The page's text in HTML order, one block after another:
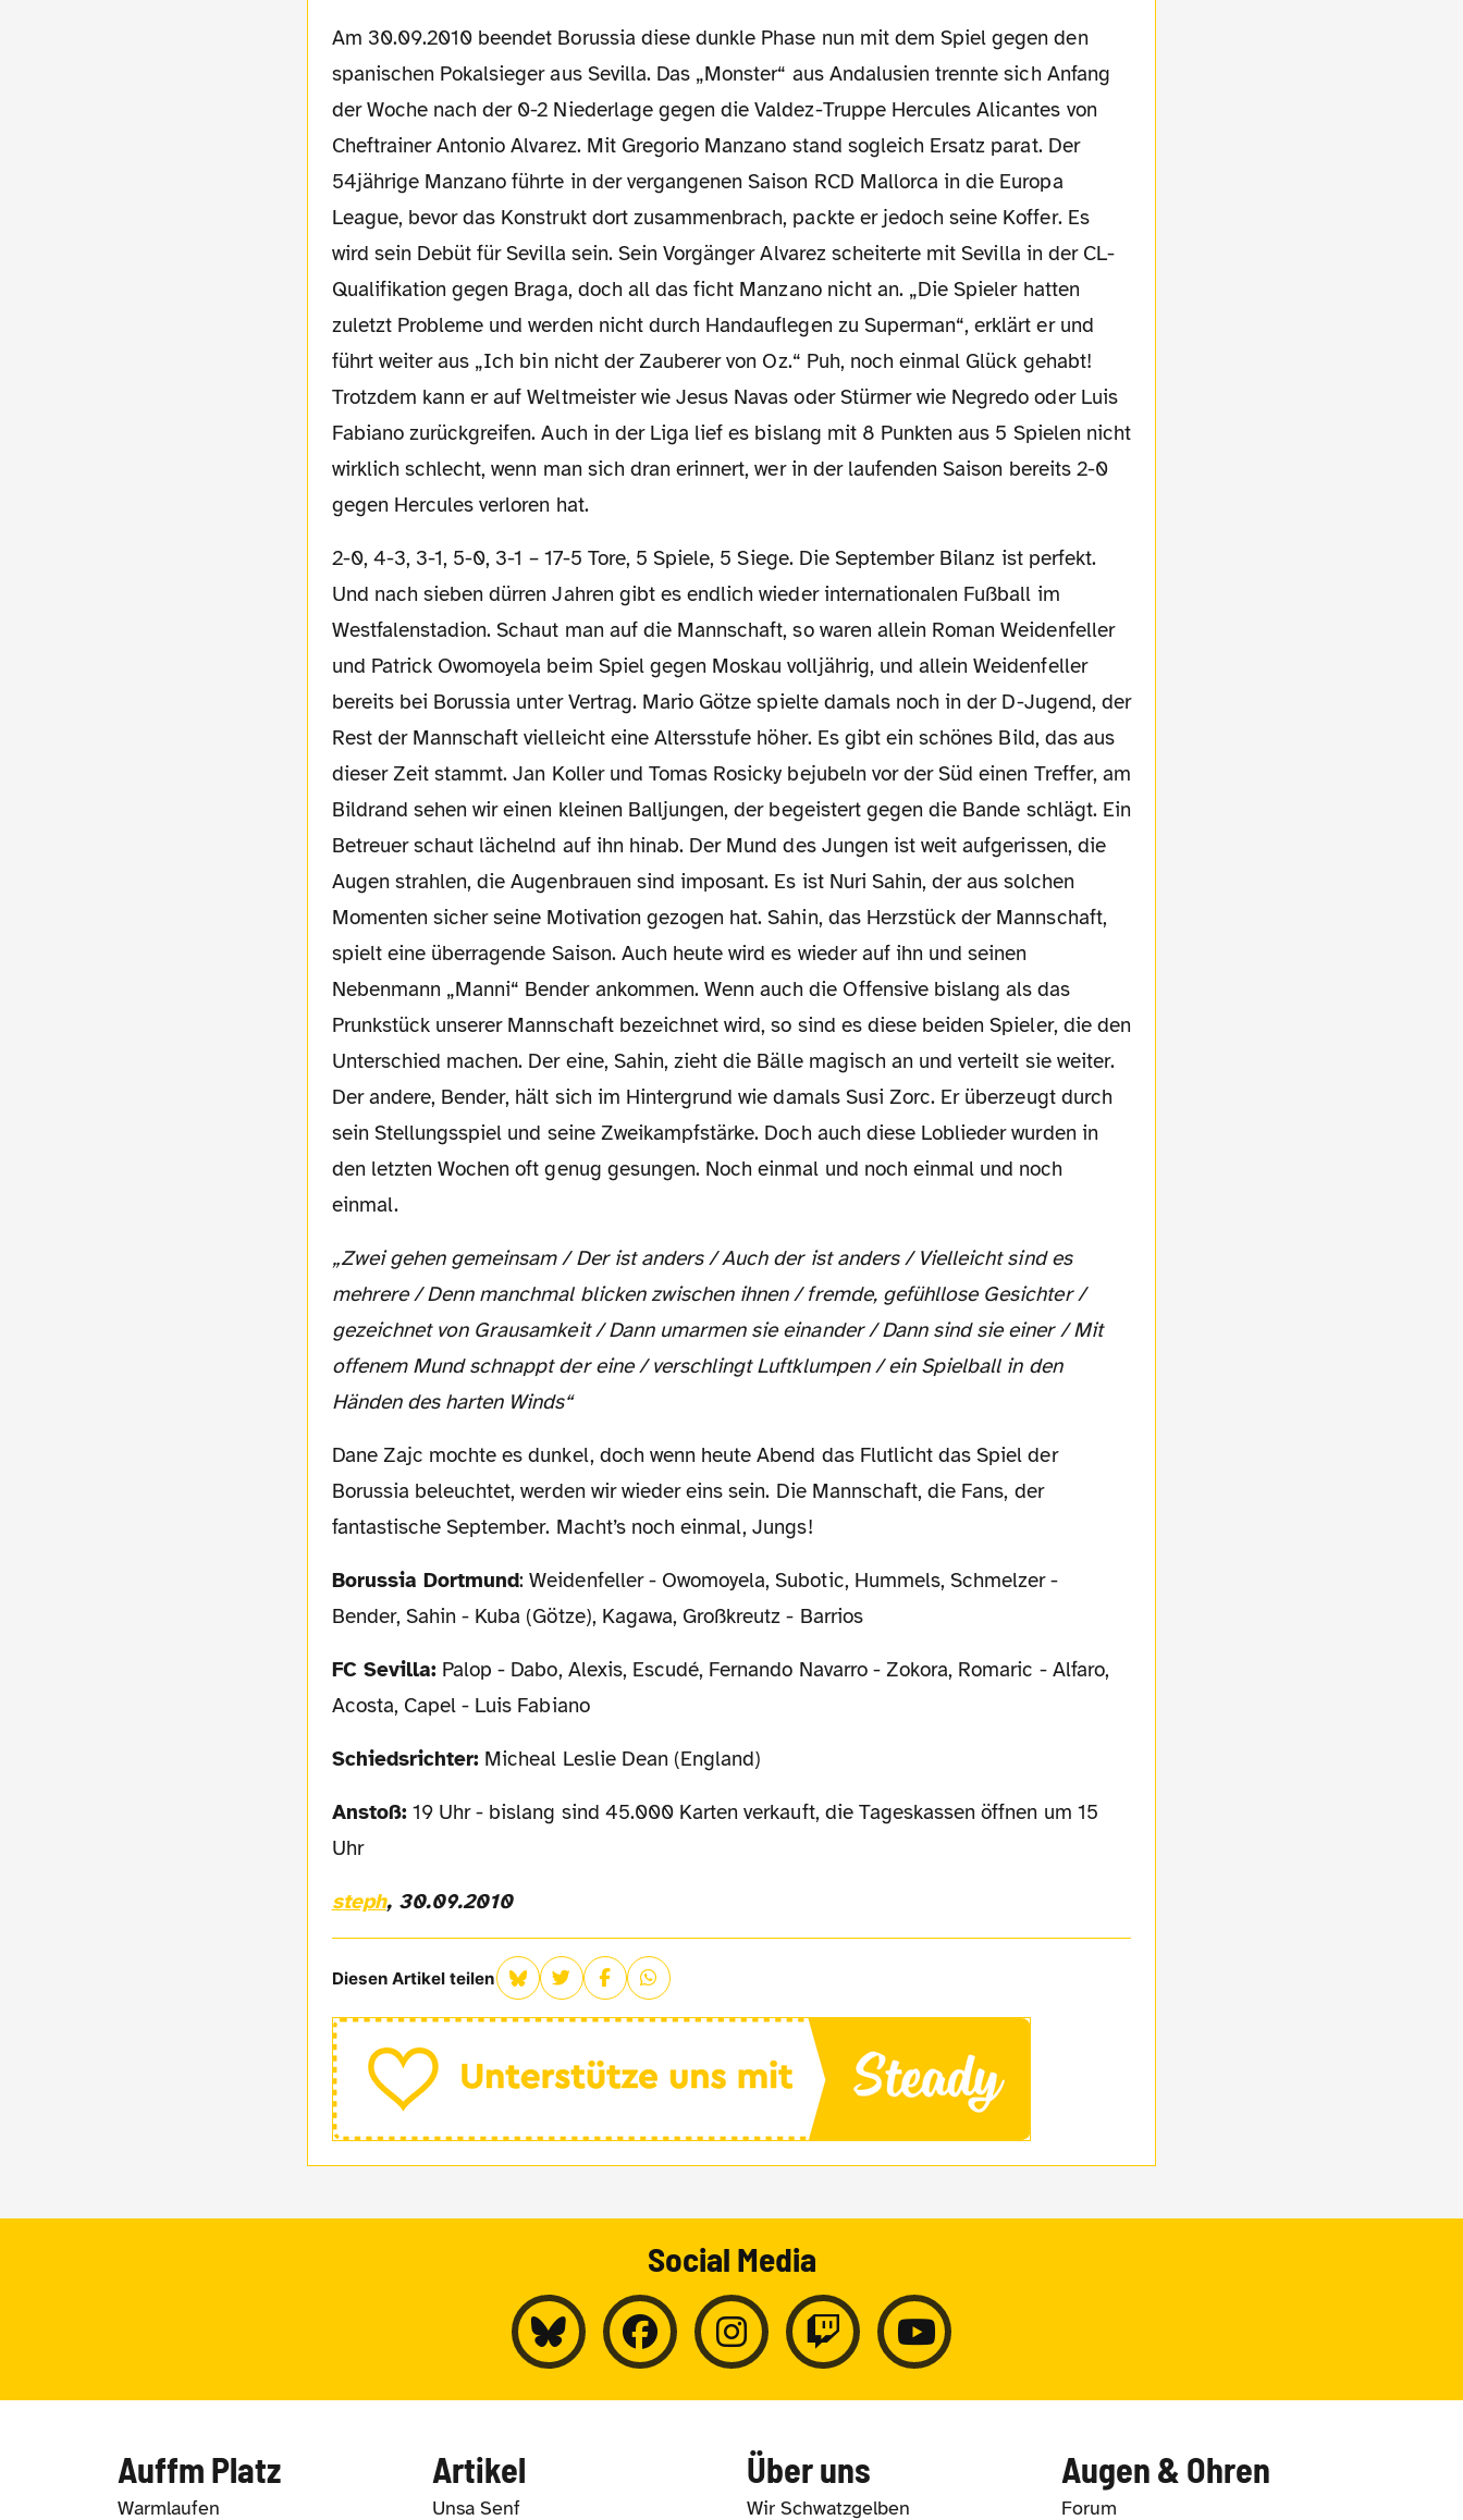
Am 30.09.2010 beendet Borussia diese dunkle Phase nun mit dem Spiel gegen den
spanischen Pokalsieger aus Sevilla. Das „Monster“ aus Andalusien trennte sich Anfang
der Woche nach der 0-2 Niederlage gegen die Valdez-Truppe Hercules Alicantes von
Cheftrainer Antonio Alvarez. Mit Gregorio Manzano stand sogleich Ersatz parat. Der
54jährige Manzano führte in der vergangenen Saison RCD Mallorca in die Europa
League, bevor das Konstrukt dort zusammenbrach, packte er jedoch seine Koffer. Es
wird sein Debüt für Sevilla sein. Sein Vorgänger Alvarez scheiterte mit Sevilla in der CL-
Qualifikation gegen Braga, doch all das ficht Manzano nicht an. „Die Spieler hatten
zuletzt Probleme und werden nicht durch Handauflegen zu Superman“, erklärt er und
führt weiter aus „Ich bin nicht der Zauberer von Oz.“ Puh, noch einmal Glück gehabt!
Trotzdem kann er auf Weltmeister wie Jesus Navas oder Stürmer wie Negredo oder Luis
Fabiano zurückgreifen. Auch in der Liga lief es bislang mit 8 Punkten aus 5 Spielen nicht
wirklich schlecht, wenn man sich dran erinnert, wer in der laufenden Saison bereits 2-0
gegen Hercules verloren hat.
2-0, 4-3, 3-1, 5-0, 3-1 – 17-5 Tore, 5 Spiele, 5 Siege. Die September Bilanz ist perfekt.
Und nach sieben dürren Jahren gibt es endlich wieder internationalen Fußball im
Westfalenstadion. Schaut man auf die Mannschaft, so waren allein Roman Weidenfeller
und Patrick Owomoyela beim Spiel gegen Moskau volljährig, und allein Weidenfeller
bereits bei Borussia unter Vertrag. Mario Götze spielte damals noch in der D-Jugend, der
Rest der Mannschaft vielleicht eine Altersstufe höher. Es gibt ein schönes Bild, das aus
dieser Zeit stammt. Jan Koller und Tomas Rosicky bejubeln vor der Süd einen Treffer, am
Bildrand sehen wir einen kleinen Balljungen, der begeistert gegen die Bande schlägt. Ein
Betreuer schaut lächelnd auf ihn hinab. Der Mund des Jungen ist weit aufgerissen, die
Augen strahlen, die Augenbrauen sind imposant. Es ist Nuri Sahin, der aus solchen
Momenten sicher seine Motivation gezogen hat. Sahin, das Herzstück der Mannschaft,
spielt eine überragende Saison. Auch heute wird es wieder auf ihn und seinen
Nebenmann „Manni“ Bender ankommen. Wenn auch die Offensive bislang als das
Prunkstück unserer Mannschaft bezeichnet wird, so sind es diese beiden Spieler, die den
Unterschied machen. Der eine, Sahin, zieht die Bälle magisch an und verteilt sie weiter.
Der andere, Bender, hält sich im Hintergrund wie damals Susi Zorc. Er überzeugt durch
sein Stellungsspiel und seine Zweikampfstärke. Doch auch diese Loblieder wurden in
den letzten Wochen oft genug gesungen. Noch einmal und noch einmal und noch
einmal.
„Zwei gehen gemeinsam / Der ist anders / Auch der ist anders / Vielleicht sind es
mehrere / Denn manchmal blicken zwischen ihnen / fremde, gefühllose Gesichter /
gezeichnet von Grausamkeit / Dann umarmen sie einander / Dann sind sie einer / Mit
offenem Mund schnappt der eine / verschlingt Luftklumpen / ein Spielball in den
Händen des harten Winds“
Dane Zajc mochte es dunkel, doch wenn heute Abend das Flutlicht das Spiel der
Borussia beleuchtet, werden wir wieder eins sein. Die Mannschaft, die Fans, der
fantastische September. Macht’s noch einmal, Jungs!
Borussia Dortmund: Weidenfeller - Owomoyela, Subotic, Hummels, Schmelzer -
Bender, Sahin - Kuba (Götze), Kagawa, Großkreutz - Barrios
FC Sevilla: Palop - Dabo, Alexis, Escudé, Fernando Navarro - Zokora, Romaric - Alfaro,
Acosta, Capel - Luis Fabiano
Schiedsrichter: Micheal Leslie Dean (England)
Anstoß: 19 Uhr - bislang sind 45.000 Karten verkauft, die Tageskassen öffnen um 15
Uhr
steph, 30.09.2010
Diesen Artikel teilen
Social Media
Auffm Platz
Warmlaufen
Artikel
Unsa Senf
Über uns
Wir Schwatzgelben
Augen & Ohren
Forum